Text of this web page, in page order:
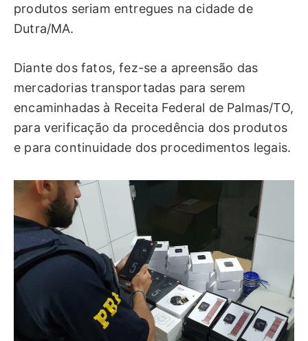
produtos seriam entregues na cidade de
Dutra/MA.
Diante dos fatos, fez-se a apreensão das
mercadorias transportadas para serem
encaminhadas à Receita Federal de Palmas/TO,
para verificação da procedência dos produtos
e para continuidade dos procedimentos legais.